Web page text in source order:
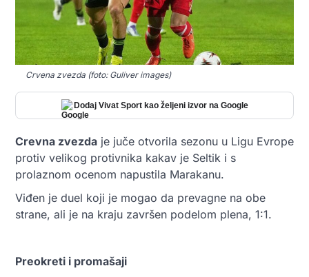
Crvena zvezda (foto: Guliver images)
Dodaj Vivat Sport kao željeni izvor na Google
Crevna zvezda je juče otvorila sezonu u Ligu Evrope
protiv velikog protivnika kakav je Seltik i s
prolaznom ocenom napustila Marakanu.
Viđen je duel koji je mogao da prevagne na obe
strane, ali je na kraju završen podelom plena, 1:1.
Preokreti i promašaji